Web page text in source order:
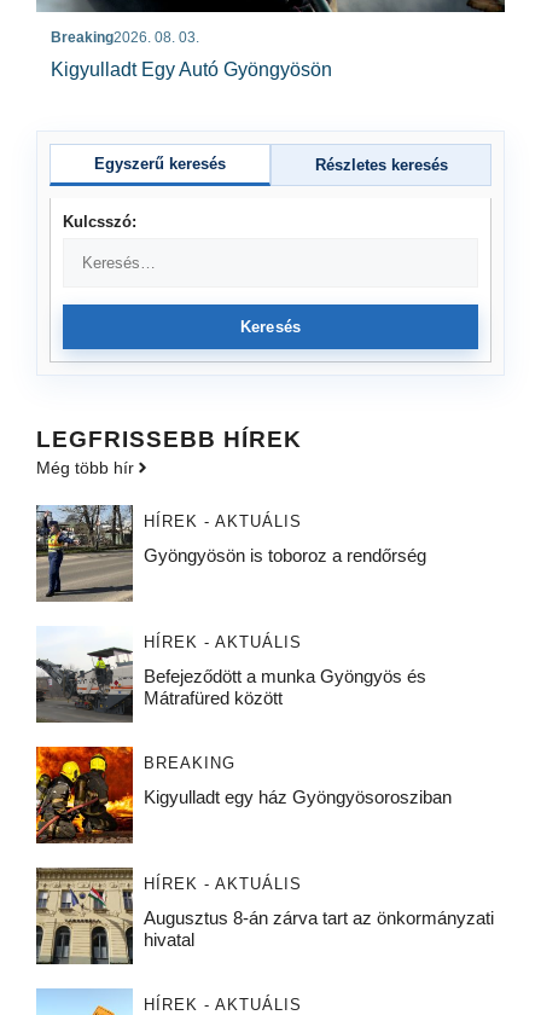
Breaking2026. 08. 03.
Kigyulladt Egy Autó Gyöngyösön
Egyszerű keresés Részletes keresés
Kulcsszó:
Keresés
LEGFRISSEBB HÍREK
Még több hír
HÍREK - AKTUÁLIS
Gyöngyösön is toboroz a rendőrség
HÍREK - AKTUÁLIS
Befejeződött a munka Gyöngyös és
Mátrafüred között
BREAKING
Kigyulladt egy ház Gyöngyösorosziban
HÍREK - AKTUÁLIS
Augusztus 8-án zárva tart az önkormányzati
hivatal
HÍREK - AKTUÁLIS